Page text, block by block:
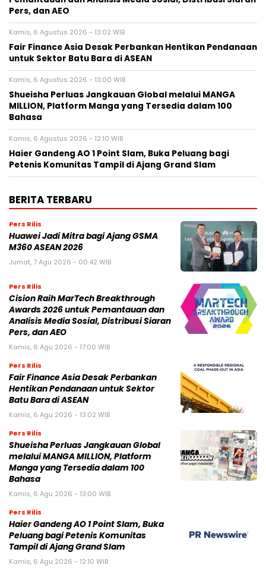
Pers, dan AEO
Kamis, 6 Agustus 2026 - 13:02 WIB
Fair Finance Asia Desak Perbankan Hentikan Pendanaan
untuk Sektor Batu Bara di ASEAN
Kamis, 6 Agustus 2026 - 13:00 WIB
Shueisha Perluas Jangkauan Global melalui MANGA
MILLION, Platform Manga yang Tersedia dalam 100
Bahasa
Kamis, 6 Agustus 2026 - 12:10 WIB
Haier Gandeng AO 1 Point Slam, Buka Peluang bagi
Petenis Komunitas Tampil di Ajang Grand Slam
BERITA TERBARU
Pers Rilis
Huawei Jadi Mitra bagi Ajang GSMA
M360 ASEAN 2026
Jumat, 7 Agu 2026 - 00:42 WIB
Pers Rilis
Cision Raih MarTech Breakthrough
Awards 2026 untuk Pemantauan dan
Analisis Media Sosial, Distribusi Siaran
Pers, dan AEO
Kamis, 6 Agu 2026 - 17:00 WIB
Pers Rilis
Fair Finance Asia Desak Perbankan
Hentikan Pendanaan untuk Sektor
Batu Bara di ASEAN
Kamis, 6 Agu 2026 - 13:02 WIB
Pers Rilis
Shueisha Perluas Jangkauan Global
melalui MANGA MILLION, Platform
Manga yang Tersedia dalam 100
Bahasa
Kamis, 6 Agu 2026 - 13:00 WIB
Pers Rilis
Haier Gandeng AO 1 Point Slam, Buka
Peluang bagi Petenis Komunitas
Tampil di Ajang Grand Slam
Kamis, 6 Agu 2026 - 12:10 WIB